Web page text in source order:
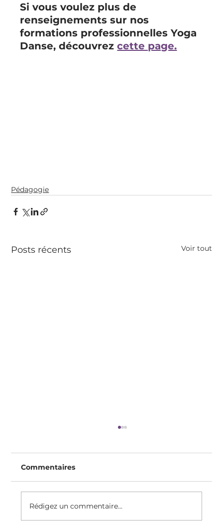
Si vous voulez plus de
renseignements sur nos
formations professionnelles Yoga
Danse, découvrez cette page.
Pédagogie
Posts récents Voir tout
Commentaires
Rédigez un commentaire...